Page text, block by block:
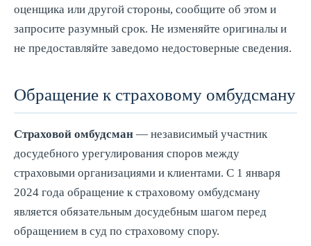
оценщика или другой стороны, сообщите об этом и
запросите разумный срок. Не изменяйте оригиналы и
не предоставляйте заведомо недостоверные сведения.
Обращение к страховому омбудсману
Страховой омбудсман — независимый участник
досудебного урегулирования споров между
страховыми организациями и клиентами. С 1 января
2024 года обращение к страховому омбудсману
является обязательным досудебным шагом перед
обращением в суд по страховому спору.